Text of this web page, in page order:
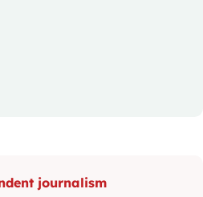
journalism